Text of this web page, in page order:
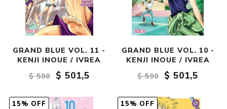
GRAND BLUE VOL. 11 -
KENJI INOUE / IVREA
$ 590
$ 501,5
GRAND BLUE VOL. 10 -
KENJI INOUE / IVREA
$ 590
$ 501,5
15% OFF 15% OFF